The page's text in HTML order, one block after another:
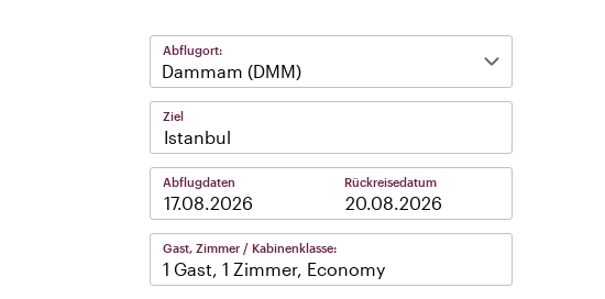
Abflugort:
Ziel
Abflugdaten Rückreisedatum
Gast, Zimmer / Kabinenklasse:
1 Gast, 1 Zimmer, Economy